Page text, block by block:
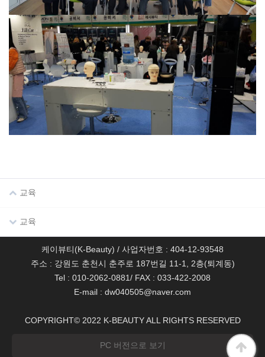
교육
교육
케이뷰티(K-Beauty) / 사업자번호 : 404-12-93548
주소 : 강원도 춘천시 춘주로 187번길 11-1, 2층(퇴계동)
Tel : 010-2062-0881/ FAX : 033-422-2008
E-mail : dw040505@naver.com
COPYRIGHT© 2022 K-BEAUTY ALL RIGHTS RESERVED
PC 버전으로 보기